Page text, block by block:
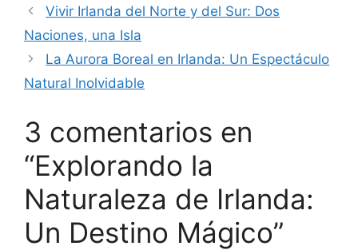
Vivir Irlanda del Norte y del Sur: Dos
Naciones, una Isla
La Aurora Boreal en Irlanda: Un Espectáculo
Natural Inolvidable
3 comentarios en
“Explorando la
Naturaleza de Irlanda:
Un Destino Mágico”